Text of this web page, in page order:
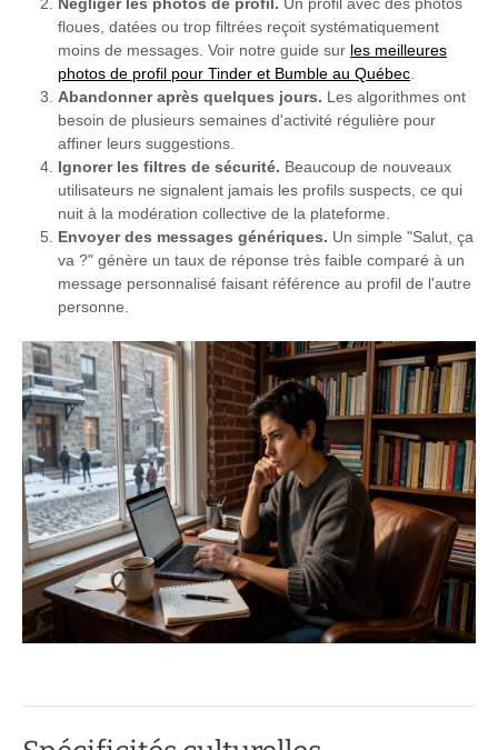
floues, datées ou trop filtrées reçoit systématiquement
moins de messages. Voir notre guide sur les meilleures
photos de profil pour Tinder et Bumble au Québec
Abandonner après quelques jours. Les algorithmes ont
besoin de plusieurs semaines d'activité régulière pour
affiner leurs suggestions.
Ignorer les filtres de sécurité. Beaucoup de nouveaux
utilisateurs ne signalent jamais les profils suspects, ce qui
nuit à la modération collective de la plateforme.
Envoyer des messages génériques. Un simple "Salut, ça
va ?" génère un taux de réponse très faible comparé à un
message personnalisé faisant référence au profil de l'autre
personne.